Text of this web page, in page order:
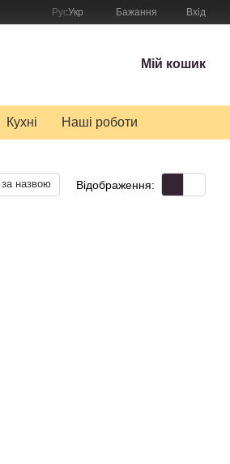
РусУкр Бажання Вхід
Мій кошик
Кухні Наші роботи
за назвою Відображення: